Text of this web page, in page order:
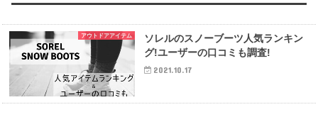
アウトドアアイテム
ソレルのスノーブーツ人気ランキン
グ!ユーザーの口コミも調査!
2021.10.17